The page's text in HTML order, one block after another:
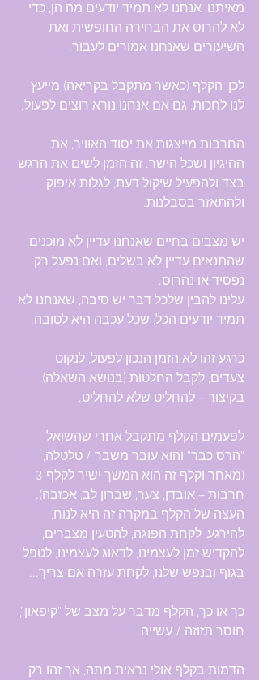
מאיתנו, אנחנו לא תמיד יודעים מה הן, כדי
לא להרוס את הבחירה החופשית ואת
השיעורים שאנחנו אמורים לעבור.
לכן, הקלף (כאשר מתקבל בקריאה) מייעץ
לנו לחכות, גם אם אנחנו נורא רוצים לפעול.
החרבות מייצגות את יסוד האוויר, את
ההיגיון ושכל הישר. זה הזמן לשים את הרגש
בצד ולהפעיל שיקול דעת, לגלות איפוק
ולהתאזר בסבלנות.
יש מצבים בחיים שאנחנו עדיין לא מוכנים,
שהתנאים עדיין לא בשלים, ואם נפעל רק
נפסיד או נהרוס.
עלינו להבין שלכל דבר יש סיבה, שאנחנו לא
תמיד יודעים הכל, שכל עכבה היא לטובה.
כרגע זהו לא הזמן הנכון לפעול, לנקוט
צעדים, לקבל החלטות (בנושא השאלה).
בקיצור – להחליט שלא להחליט.
לפעמים הקלף מתקבל אחרי שהשואל
"הרס כבר" והוא עובר משבר / טלטלה,
חרבות – אובדן, צער, שברון לב, אכזבה).
העצה של הקלף במקרה זה היא לנוח,
להירגע, לקחת הפוגה, להטעין מצברים,
להקדיש זמן לעצמינו, לדאוג לעצמינו, לטפל
בגוף ובנפש שלנו, לקחת עזרה אם צריך...
כך או כך, הקלף מדבר על מצב של "קיפאון",
חוסר תזוזה / עשייה.
הדמות בקלף אולי נראית מתה, אך זהו רק